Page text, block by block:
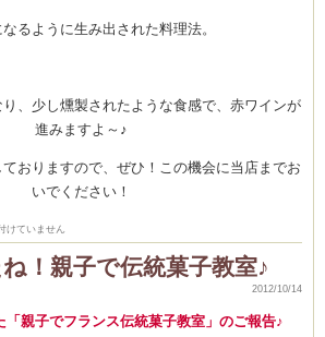
るように生み出された料理法。
、少し燻製されたような食感で、赤ワインが
進みますよ～♪
おりますので、ぜひ！この機会に当店までお
いでください！
けていません
！親子で伝統菓子教室♪
2012/10/14
「親子でフランス伝統菓子教室」のご報告♪